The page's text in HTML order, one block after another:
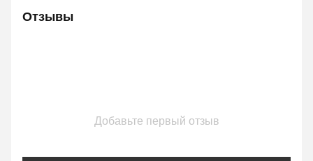
Отзывы
Добавьте первый отзыв